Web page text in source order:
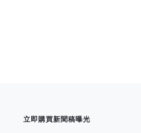
立即購買新聞稿曝光